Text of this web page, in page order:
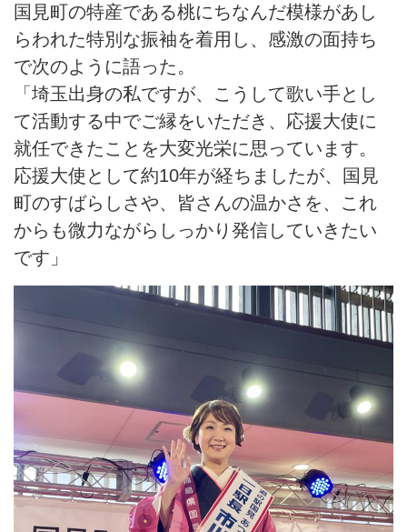
国見町の特産である桃にちなんだ模様があし
らわれた特別な振袖を着用し、感激の面持ち
で次のように語った。
「埼玉出身の私ですが、こうして歌い手とし
て活動する中でご縁をいただき、応援大使に
就任できたことを大変光栄に思っています。
応援大使として約10年が経ちましたが、国見
町のすばらしさや、皆さんの温かさを、これ
からも微力ながらしっかり発信していきたい
です」